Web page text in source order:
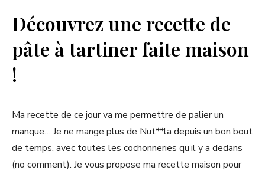
Découvrez une recette de
pâte à tartiner faite maison
!
Ma recette de ce jour va me permettre de palier un
manque… Je ne mange plus de Nut**la depuis un bon bout
de temps, avec toutes les cochonneries qu’il y a dedans
(no comment). Je vous propose ma recette maison pour